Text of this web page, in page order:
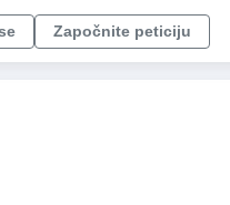
Započnite peticiju